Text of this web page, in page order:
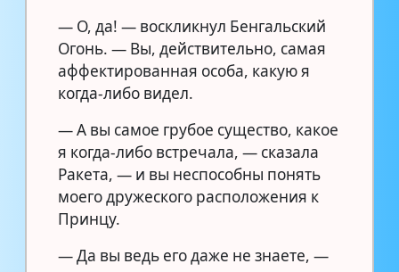
— О, да! — воскликнул Бенгальский
Огонь. — Вы, действительно, самая
аффектированная особа, какую я
когда-либо видел.
— А вы самое грубое существо, какое
я когда-либо встречала, — сказала
Ракета, — и вы неспособны понять
моего дружеского расположения к
Принцу.
— Да вы ведь его даже не знаете, —